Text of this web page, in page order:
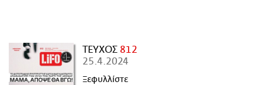
ΤΕΥΧΟΣ 812
25.4.2024
Ξεφυλλίστε